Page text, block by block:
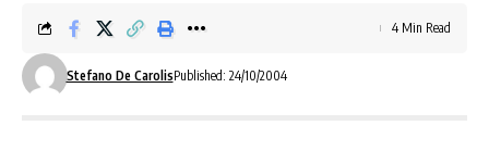
Stefano De CarolisPublished: 24/10/2004
4 Min Read